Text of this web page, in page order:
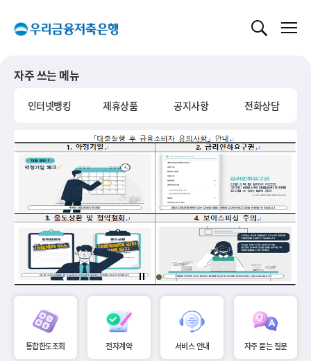
자주 쓰는 메뉴
인터넷뱅킹 제휴상품 공지사항 전화상담
통합한도조회 전자계약 서비스 안내 자주 묻는 질문